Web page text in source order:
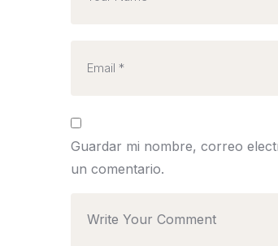
Guardar mi nombre, correo
un comentario.